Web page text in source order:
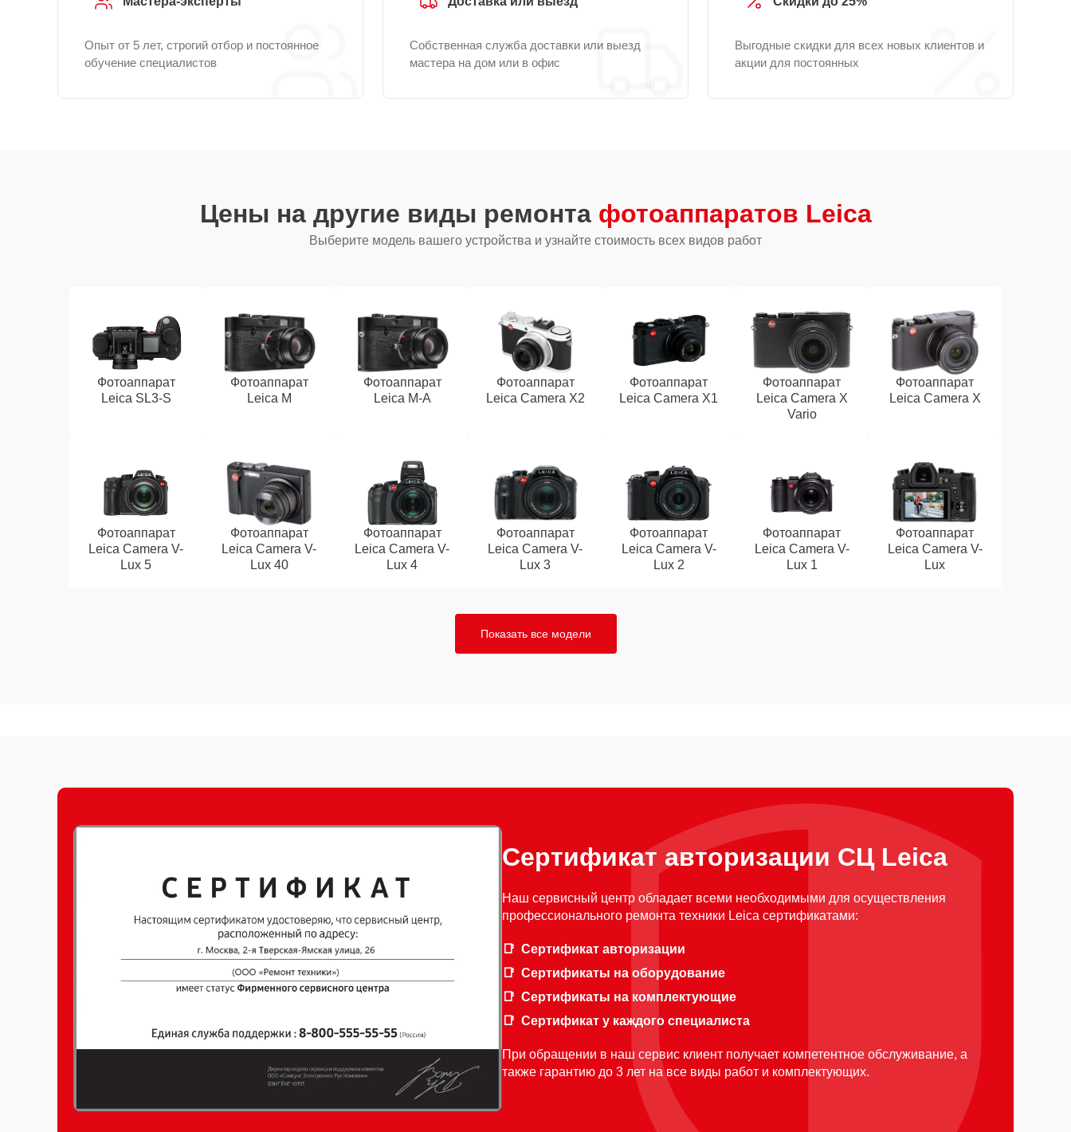
Опыт от 5 лет, строгий отбор и постоянное
обучение специалистов
Собственная служба доставки или выезд
мастера на дом или в офис
Выгодные скидки для всех новых клиентов и
акции для постоянных
Цены на другие виды ремонта фотоаппаратов Leica
Выберите модель вашего устройства и узнайте стоимость всех видов работ
Фотоаппарат
Leica SL3‑S
Фотоаппарат
Leica M
Фотоаппарат
Leica M-A
Фотоаппарат
Leica Camera X2
Фотоаппарат
Leica Camera X1
Фотоаппарат
Leica Camera X
Vario
Фотоаппарат
Leica Camera X
Фотоаппарат
Leica Camera V-
Lux 5
Фотоаппарат
Leica Camera V-
Lux 40
Фотоаппарат
Leica Camera V-
Lux 4
Фотоаппарат
Leica Camera V-
Lux 3
Фотоаппарат
Leica Camera V-
Lux 2
Фотоаппарат
Leica Camera V-
Lux 1
Фотоаппарат
Leica Camera V-
Lux
Показать все модели
Сертификат авторизации СЦ Leica
Наш сервисный центр обладает всеми необходимыми для осуществления
профессионального ремонта техники Leica сертификатами:
Сертификат авторизации
Сертификаты на оборудование
Сертификаты на комплектующие
Сертификат у каждого специалиста
При обращении в наш сервис клиент получает компетентное обслуживание, а
также гарантию до 3 лет на все виды работ и комплектующих.